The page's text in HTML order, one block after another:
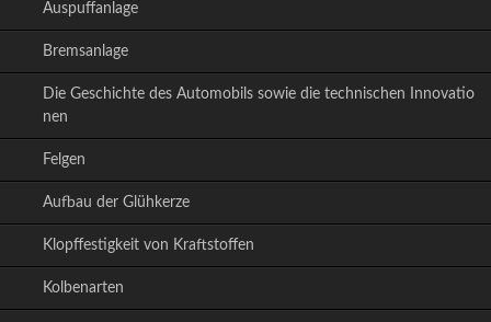
n
g
n
Auspuffanlage
Bremsanlage
Die Geschichte des Automobils sowie die technischen Innovatio
nen
Felgen
Aufbau der Glühkerze
Klopffestigkeit von Kraftstoffen
Kolbenarten